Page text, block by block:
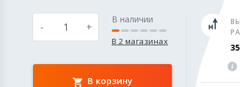
- +
В наличии
В 2 магазинах
В корзину